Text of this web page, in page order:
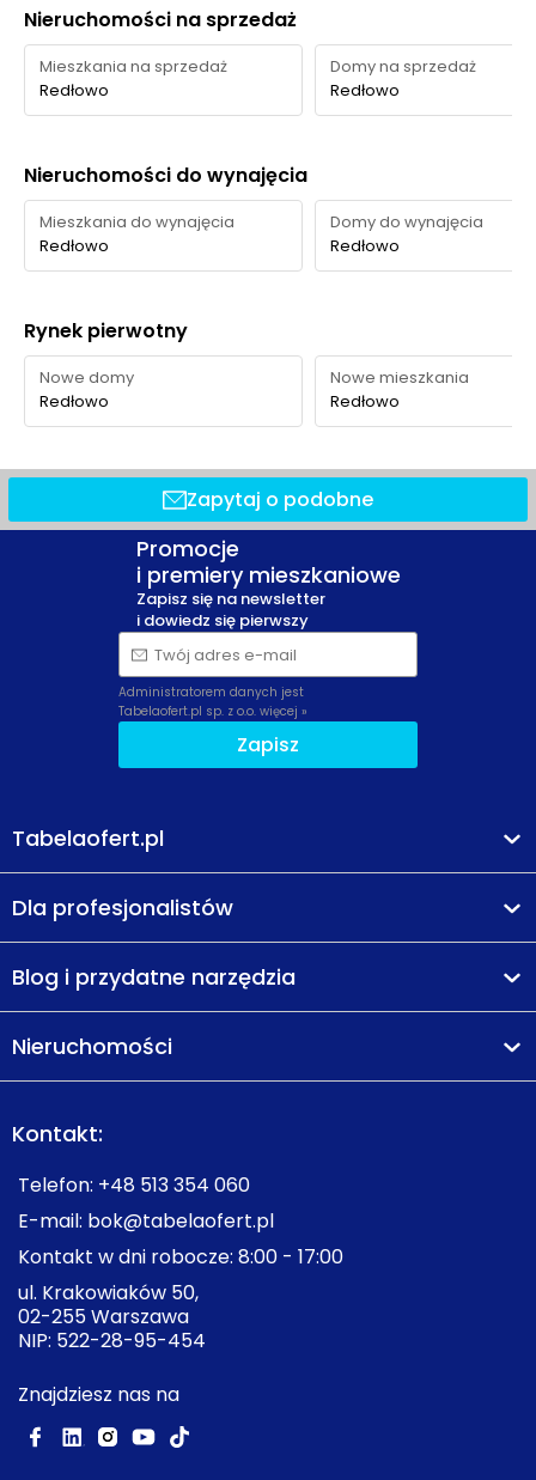
Nieruchomości na sprzedaż
Mieszkania na sprzedaż
Redłowo
Domy na sprzedaż
Redłowo
Nieruchomości do wynajęcia
Mieszkania do wynajęcia
Redłowo
Domy do wynajęcia
Redłowo
Rynek pierwotny
Nowe domy
Redłowo
Nowe mieszkania
Redłowo
Zapytaj o podobne
Promocje
i premiery mieszkaniowe
Zapisz się na newsletter
i dowiedz się pierwszy
Twój adres e-mail
Administratorem danych jest
Tabelaofert.pl sp. z o.o. więcej »
Zapisz
Tabelaofert.pl
Dla profesjonalistów
Blog i przydatne narzędzia
Nieruchomości
Kontakt:
Telefon: +48 513 354 060
E-mail: bok@tabelaofert.pl
Kontakt w dni robocze: 8:00 - 17:00
ul. Krakowiaków 50,
02-255 Warszawa
NIP: 522-28-95-454
Znajdziesz nas na